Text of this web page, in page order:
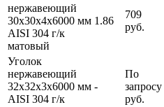
нержавеющий
30х30х4х6000 мм
AISI 304 г/к
матовый
1.86
709
руб.
Уголок
нержавеющий
32х32х3х6000 мм
AISI 304 г/к
-
По
запросу
руб.